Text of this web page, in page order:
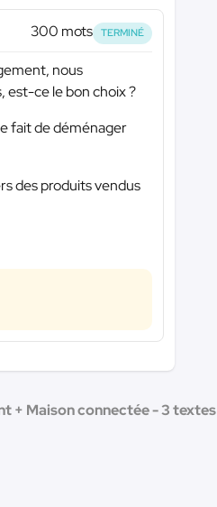
300 mots TERMINÉ
nous
est-ce le bon choix ?
fait de déménager
des produits vendus
+ Maison connectée - 3 textes